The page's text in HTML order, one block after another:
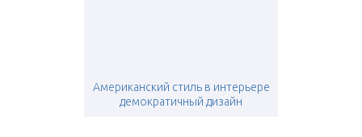
Американский стиль в интерьере
демократичный дизайн